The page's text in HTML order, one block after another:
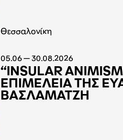
Θεσσαλονίκη
05.06 — 30.08.2026
“INSULAR
ΕΠΙΜΕΛΕΙΑ ΤΗΣ
ΒΑΣΛΑΜΑΤΖΗ